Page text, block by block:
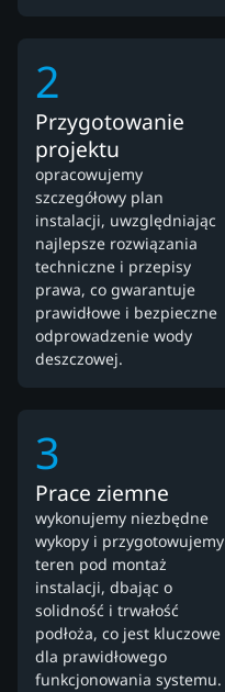
2
Przygotowanie
projektu
opracowujemy
szczegółowy plan
instalacji, uwzględniając
najlepsze rozwiązania
techniczne i przepisy
prawa, co gwarantuje
prawidłowe i bezpieczne
odprowadzenie wody
deszczowej.
3
Prace ziemne
wykonujemy niezbędne
wykopy i przygotowujemy
teren pod montaż
instalacji, dbając o
solidność i trwałość
podłoża, co jest kluczowe
dla prawidłowego
funkcjonowania systemu.